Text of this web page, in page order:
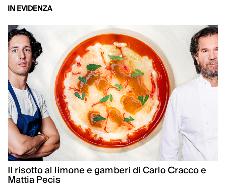
IN EVIDENZA
Il risotto al limone e gamberi di Carlo Cracco e
Mattia Pecis